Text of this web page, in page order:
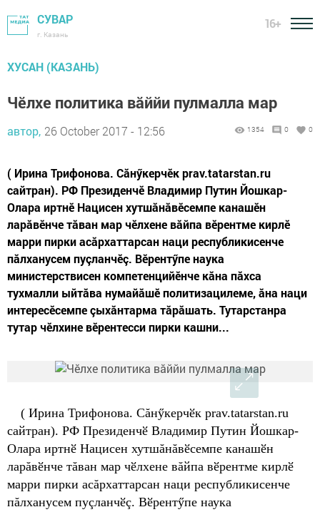
СУВАР
г. Казань
16+
ХУСАН (КАЗАНЬ)
Чӗлхе политика вăййи пулмалла мар
автор, 26 October 2017 - 12:56 1354 0 0
( Ирина Трифонова. Сăнӳкерчӗк prav.tatarstan.ru
сайтран). РФ Президенчӗ Владимир Путин Йошкар-
Олара иртнӗ Нацисен хутшăнăвӗсемпе канашӗн
ларăвӗнче тăван мар чӗлхене вăйпа вӗрентме кирлӗ
марри пирки асăрхаттарсан наци республикисенче
пăлханусем пуçланчӗç. Вӗрентӳпе наука
министерствисен компетенцийӗнче кăна пăхса
тухмалли ыйтăва нумайăшӗ политизацилеме, ăна наци
интересӗсемпе çыхăнтарма тăрăшать. Тутарстанра
тутар чӗлхине вӗрентесси пирки кашни...
( Ирина Трифонова. Сăнӳкерчӗк prav.tatarstan.ru
сайтран). РФ Президенчӗ Владимир Путин Йошкар-
Олара иртнӗ Нацисен хутшăнăвӗсемпе канашӗн
ларăвӗнче тăван мар чӗлхене вăйпа вӗрентме кирлӗ
марри пирки асăрхаттарсан наци республикисенче
пăлханусем пуçланчӗç. Вӗрентӳпе наука